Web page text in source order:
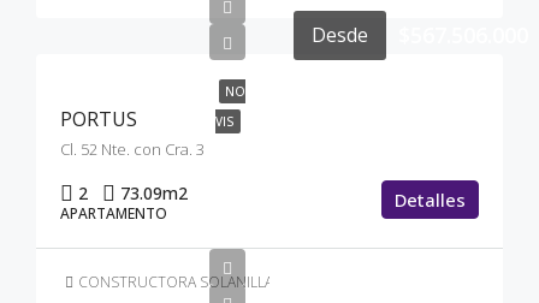
NO
VIS
Desde
PORTUS
Cl. 52 Nte. con Cra. 3
2 73.09m2
APARTAMENTO
Detalles
CONSTRUCTORA SOLANILLAS